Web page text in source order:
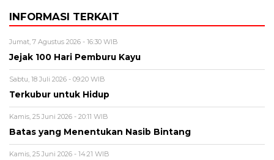
INFORMASI TERKAIT
Jumat, 7 Agustus 2026 - 16:30 WIB
Jejak 100 Hari Pemburu Kayu
Sabtu, 18 Juli 2026 - 09:20 WIB
Terkubur untuk Hidup
Kamis, 25 Juni 2026 - 20:11 WIB
Batas yang Menentukan Nasib Bintang
Kamis, 25 Juni 2026 - 14:21 WIB